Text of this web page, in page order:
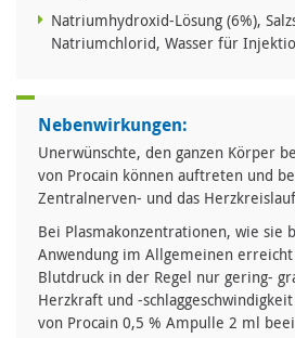
Natriumhydroxid-Lösung (6%),
Natriumchlorid, Wasser für
Nebenwirkungen:
Unerwünschte, den ganzen Körper
von Procain können auftreten und
Zentralnerven- und das
Bei Plasmakonzentrationen, wie sie
Anwendung im Allgemeinen
Blutdruck in der Regel nur gering-
Herzkraft und -
von Procain 0,5 % Ampulle 2 ml